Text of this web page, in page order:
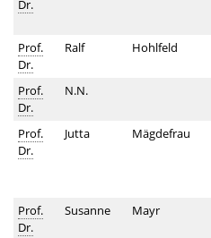
Dr.
Prof.
Dr.
Ralf Hohlfeld
Prof.
Dr.
N.N.
Prof.
Dr.
Jutta Mägdefrau
Prof.
Dr.
Susanne Mayr